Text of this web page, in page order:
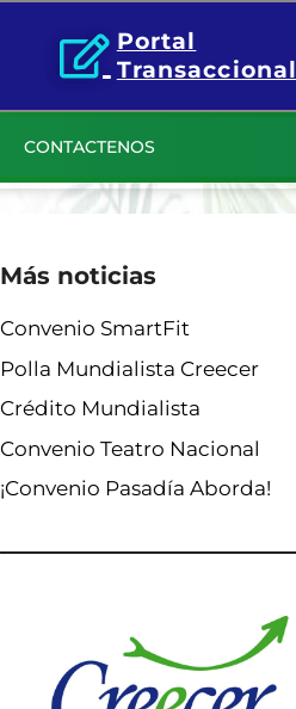
Portal
Transaccional
CONTACTENOS
Más noticias
Convenio SmartFit
Polla Mundialista Creecer
Crédito Mundialista
Convenio Teatro Nacional
¡Convenio Pasadía Aborda!